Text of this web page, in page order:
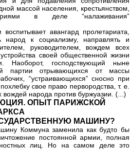
массой населения, крестьянством,
в деле “налаживания”
авангард пролетариата,
народ к социализму, направлять и
руководителем, вождем всех
своей общественной жизни
Наоборот, господствующий ныне
партии отрывающихся от массы
“устраивающихся” сносно при
свое право первородства, т. е.
народа против буржуазии. (...)
ОПЫТ ПАРИЖСКОЙ
МАШИНУ?
Коммуна заменила как будто бы
постоянной армии, полная
лиц. Но на самом деле это